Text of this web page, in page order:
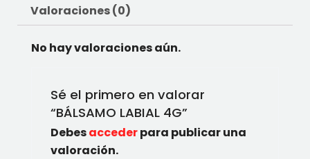
Valoraciones (0)
No hay valoraciones aún.
Sé el primero en valorar
“BÁLSAMO LABIAL 4G”
Debesaccederpara publicar una
valoración.